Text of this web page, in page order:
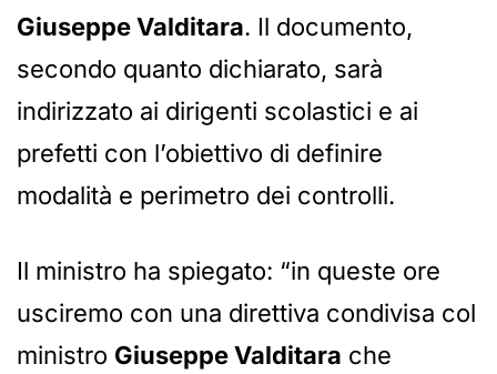
Giuseppe Valditara. Il documento,
secondo quanto dichiarato, sarà
indirizzato ai dirigenti scolastici e ai
prefetti con l’obiettivo di definire
modalità e perimetro dei controlli.
Il ministro ha spiegato: “in queste ore
usciremo con una direttiva condivisa col
ministro Giuseppe Valditara che